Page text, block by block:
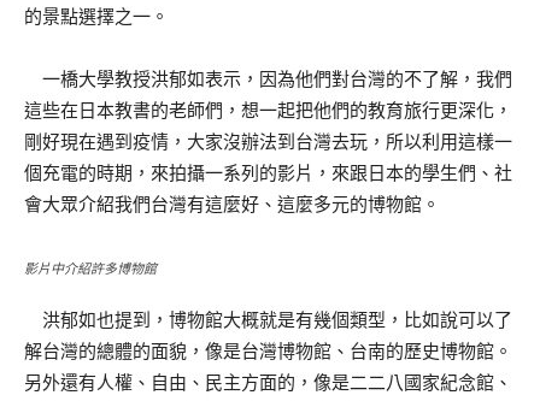
的景點選擇之一。
一橋大學教授洪郁如表示，因為他們對台灣的不了解，我們
這些在日本教書的老師們，想一起把他們的教育旅行更深化，
剛好現在遇到疫情，大家沒辦法到台灣去玩，所以利用這樣一
個充電的時期，來拍攝一系列的影片，來跟日本的學生們、社
會大眾介紹我們台灣有這麼好、這麼多元的博物館。
影片中介紹許多博物館
洪郁如也提到，博物館大概就是有幾個類型，比如說可以了
解台灣的總體的面貌，像是台灣博物館、台南的歷史博物館。
另外還有人權、自由、民主方面的，像是二二八國家紀念館、